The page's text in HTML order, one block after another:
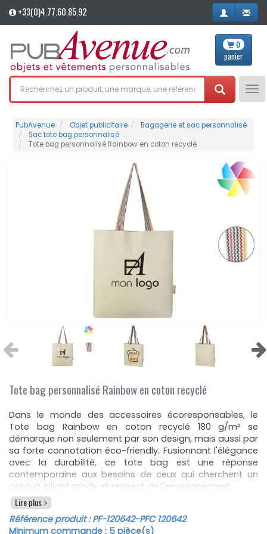
+33(0)4.77.60.85.92
0
panier
PubAvenue Objet publicitaire
Bagagerie et sac personnalisé
Sac tote bag personnalisé
Tote bag personnalisé Rainbow en coton recyclé
Tote bag personnalisé Rainbow en coton recyclé
Dans le monde des accessoires écoresponsables, le
Tote bag Rainbow en coton recyclé 180 g/m² se
démarque non seulement par son design, mais aussi par
sa forte connotation éco-friendly. Fusionnant l'élégance
avec la durabilité, ce tote bag est une réponse
contemporaine aux besoins de ceux qui cherchent un
produit alliant mode et respect de l'environnement.
Pensé comme un cadeau promotionnel, le Tote bag
Rainbow est l'outil idéal pour renforcer la visibilité de
votre marque. En effet, sa surface lisse offre une belle
Lire plus
Référence produit :PF-120642-PFC 120642
Minimum commande : 5 pièce(s)